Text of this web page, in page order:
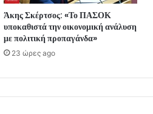
Άκης Σκέρτσος: «Το ΠΑΣΟΚ
υποκαθιστά την οικονομική ανάλυση
με πολιτική προπαγάνδα»
23 ώρες ago